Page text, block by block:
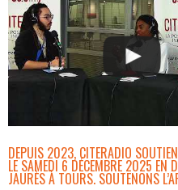
DEPUIS 2023, CITERADIO
LE SAMEDI 6 DÉCEMBRE 2025 EN
JAURÈS À TOURS. SOUTENONS